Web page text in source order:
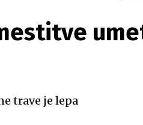
trave je lepa